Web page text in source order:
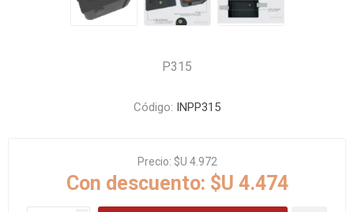
P315
Código: INPP315
Precio: $U 4.972
Con descuento: $U 4.474